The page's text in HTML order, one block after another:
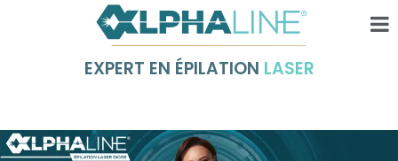
EXPERT EN ÉPILATION LASER